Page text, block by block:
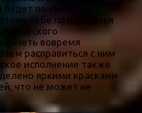
по-своему
тебе потребуется
суметь вовремя
расправиться с ним
исполнение также
яркими красками
что не может не